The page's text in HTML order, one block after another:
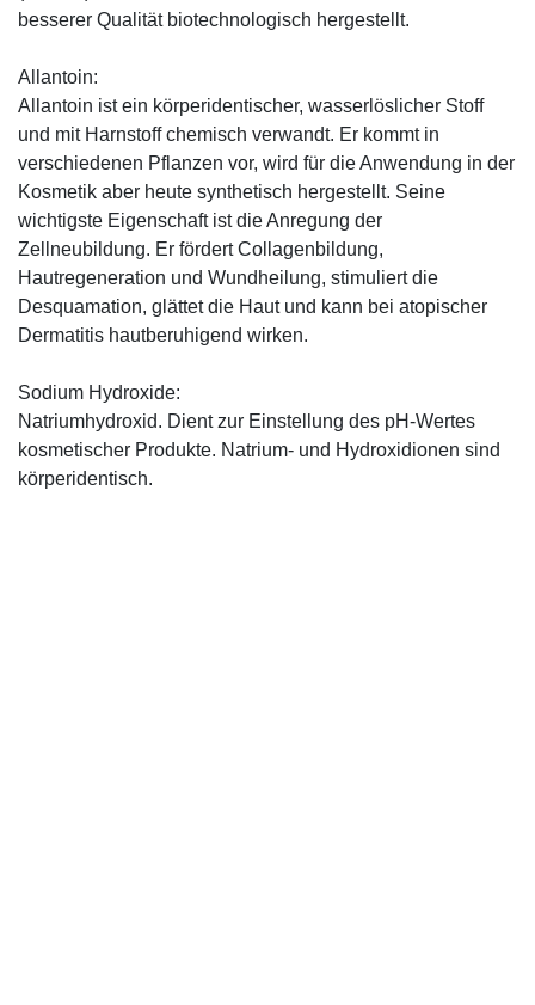
besserer Qualität biotechnologisch hergestellt.
Allantoin:
Allantoin ist ein körperidentischer, wasserlöslicher Stoff
und mit Harnstoff chemisch verwandt. Er kommt in
verschiedenen Pflanzen vor, wird für die Anwendung in der
Kosmetik aber heute synthetisch hergestellt. Seine
wichtigste Eigenschaft ist die Anregung der
Zellneubildung. Er fördert Collagenbildung,
Hautregeneration und Wundheilung, stimuliert die
Desquamation, glättet die Haut und kann bei atopischer
Dermatitis hautberuhigend wirken.
Sodium Hydroxide:
Natriumhydroxid. Dient zur Einstellung des pH-Wertes
kosmetischer Produkte. Natrium- und Hydroxidionen sind
körperidentisch.